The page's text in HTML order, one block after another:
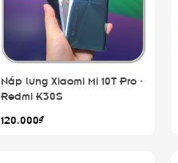
Nắp lưng Xiaomi Mi 10T Pro -
Redmi K30S
120.000₫